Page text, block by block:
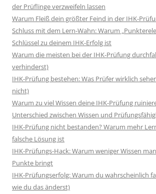
der Prüflinge verzweifeln lassen
Warum Fleiß dein größter Feind in der IHK-
Schluss mit dem Lern-Wahn: Warum
Schlüssel zu deinem IHK-Erfolg ist
Warum die meisten bei der IHK-Prüfung
verhinderst)
IHK-Prüfung bestehen: Was Prüfer wirklich
nicht)
Warum zu viel Wissen deine IHK-Prüfung
Unterschied zwischen Wissen und
IHK-Prüfung nicht bestanden? Warum mehr
falsche Lösung ist
IHK-Prüfungs-Hack: Warum weniger Wissen
Punkte bringt
IHK-Prüfungserfolg: Warum du wahrscheinlich
wie du das änderst)